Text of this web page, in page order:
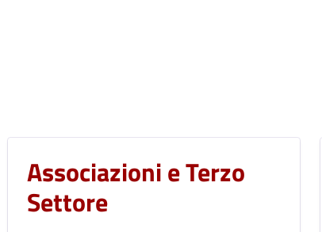
Associazioni e Terzo
Settore